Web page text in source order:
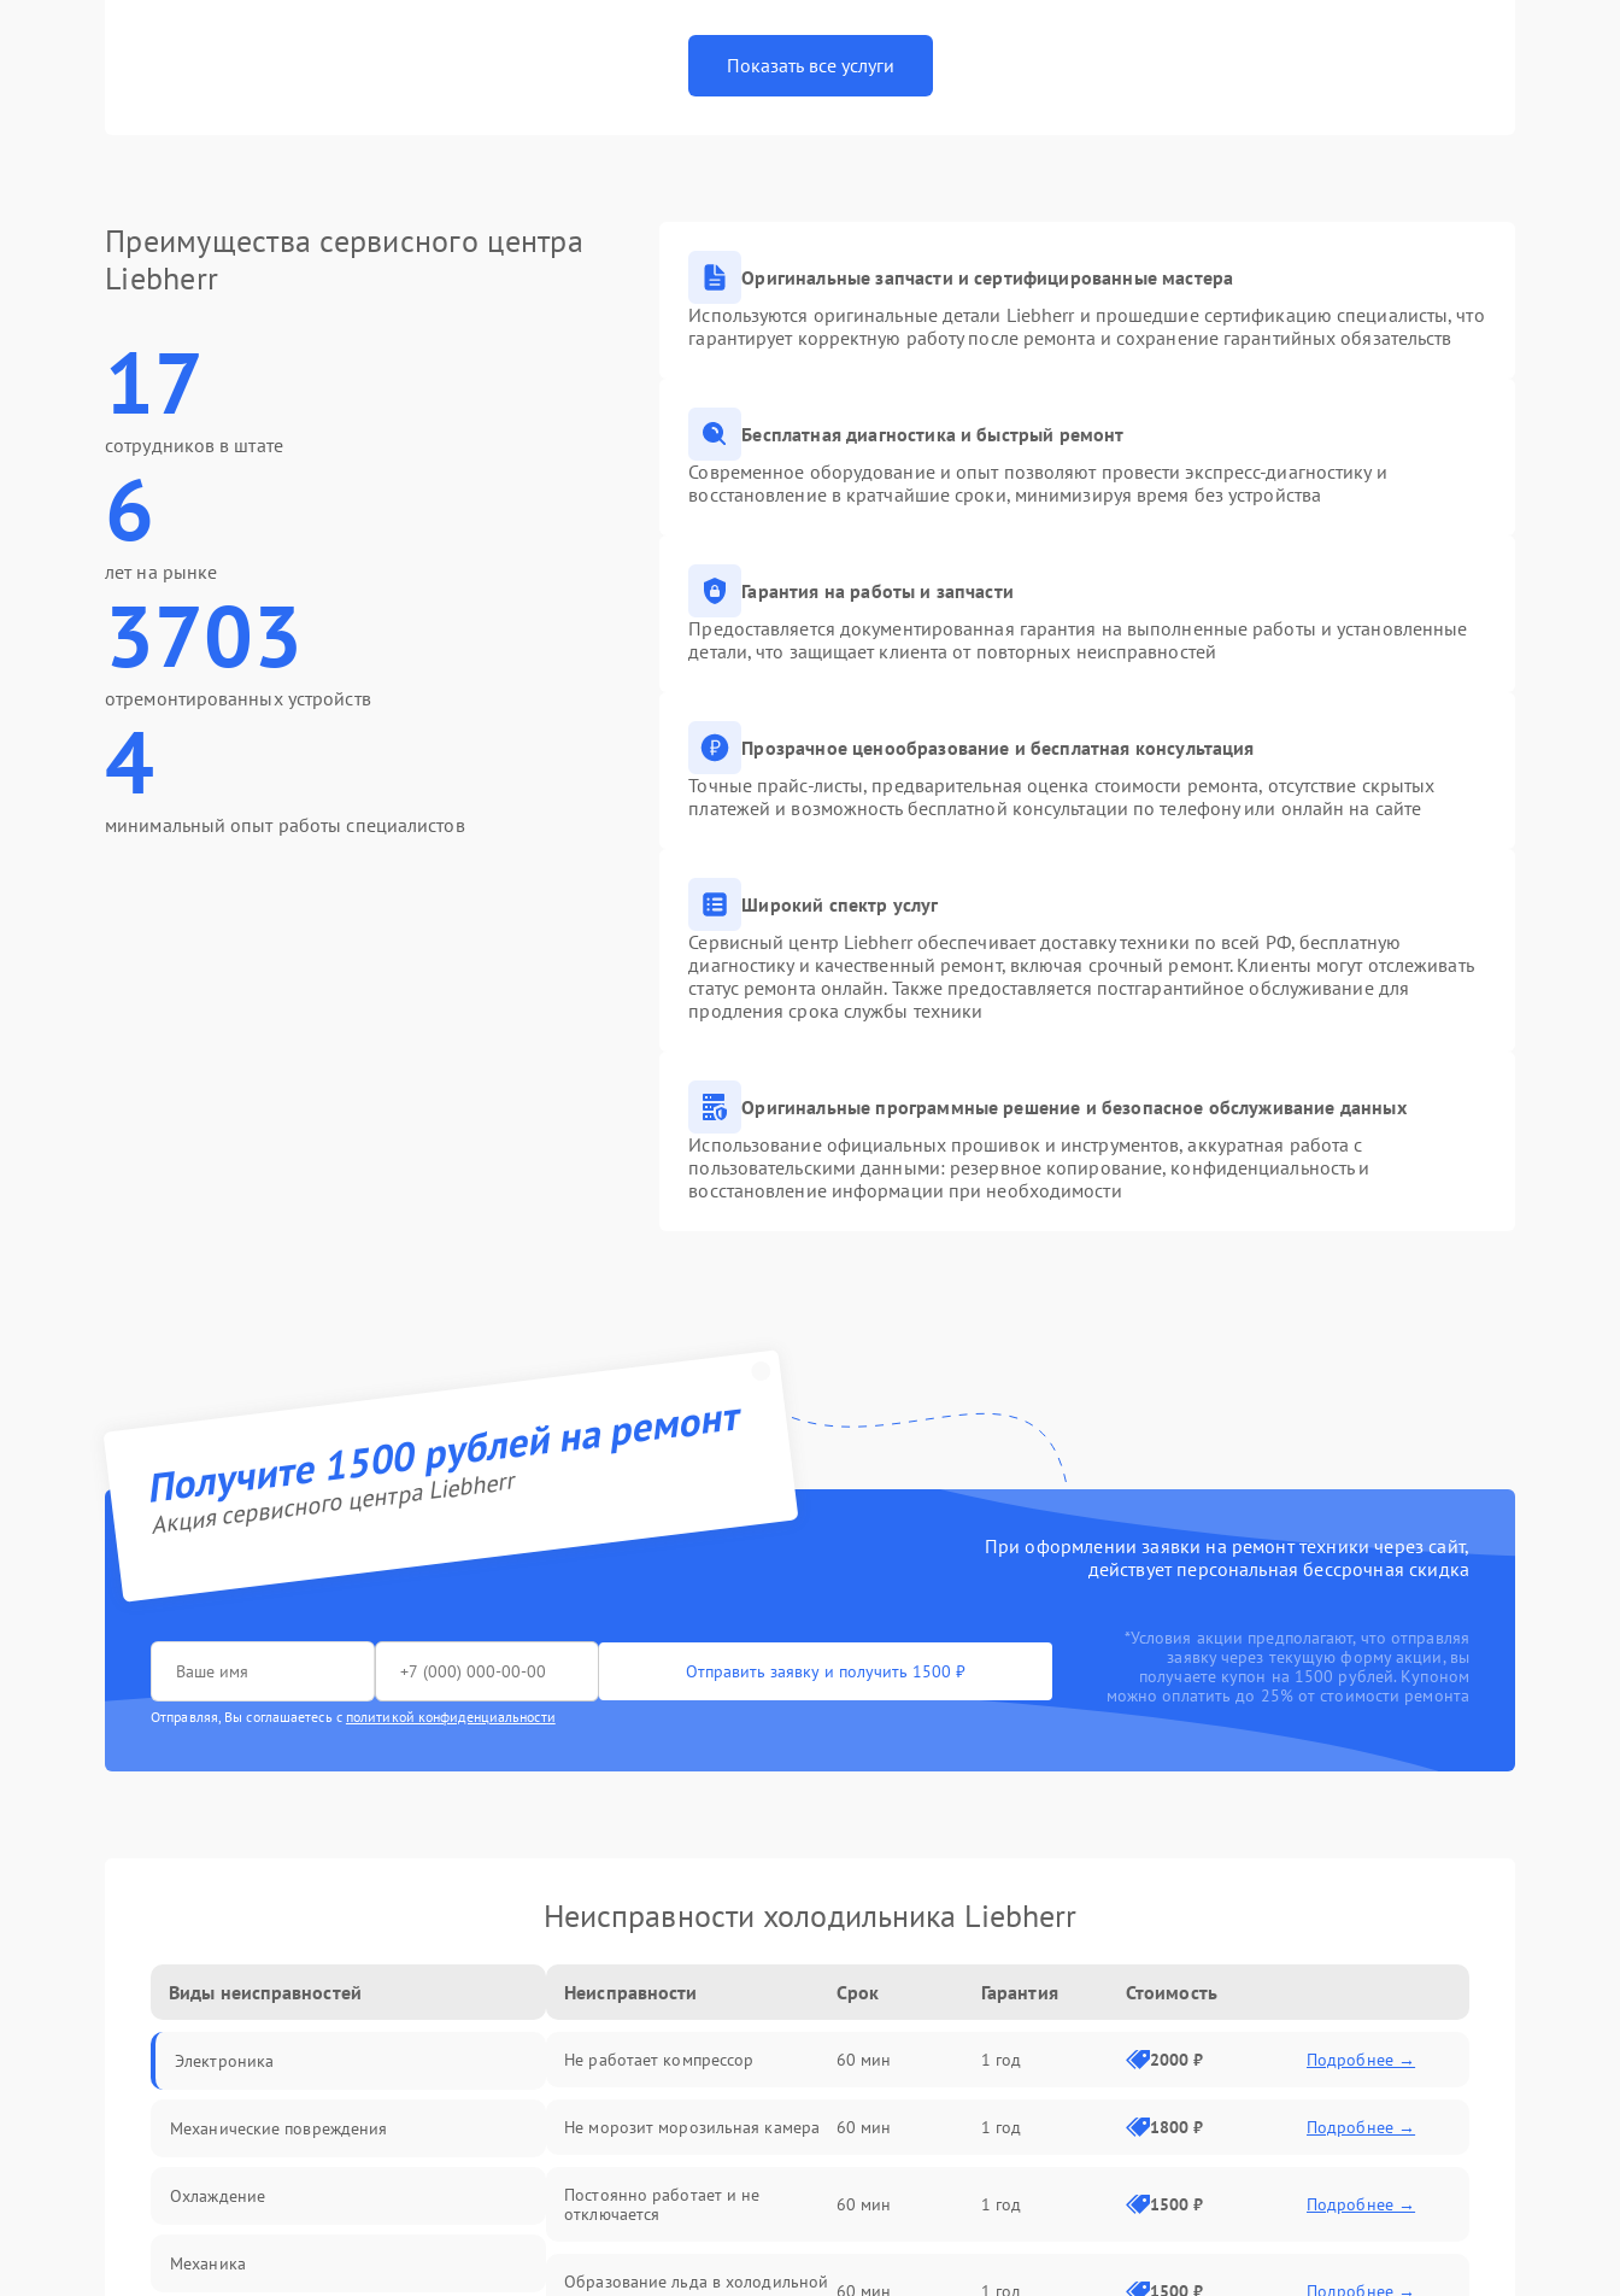
Показать все услуги
Преимущества сервисного центра
Liebherr
17
сотрудников в штате
6
лет на рынке
3703
отремонтированных устройств
4
минимальный опыт работы специалистов
Оригинальные запчасти и сертифицированные мастера
Используются оригинальные детали Liebherr и прошедшие сертификацию специалисты, что
гарантирует корректную работу после ремонта и сохранение гарантийных обязательств
Бесплатная диагностика и быстрый ремонт
Современное оборудование и опыт позволяют провести экспресс-диагностику и
восстановление в кратчайшие сроки, минимизируя время без устройства
Гарантия на работы и запчасти
Предоставляется документированная гарантия на выполненные работы и установленные
детали, что защищает клиента от повторных неисправностей
Прозрачное ценообразование и бесплатная консультация
Точные прайс-листы, предварительная оценка стоимости ремонта, отсутствие скрытых
платежей и возможность бесплатной консультации по телефону или онлайн на сайте
Широкий спектр услуг
Сервисный центр Liebherr обеспечивает доставку техники по всей РФ, бесплатную
диагностику и качественный ремонт, включая срочный ремонт. Клиенты могут отслеживать
статус ремонта онлайн. Также предоставляется постгарантийное обслуживание для
продления срока службы техники
Оригинальные программные решение и безопасное обслуживание данных
Использование официальных прошивок и инструментов, аккуратная работа с
пользовательскими данными: резервное копирование, конфиденциальность и
восстановление информации при необходимости
Получите 1500 рублей на ремонт
Акция сервисного центра Liebherr
При оформлении заявки на ремонт техники через сайт,
действует персональная бессрочная скидка
Отправить заявку и получить 1500 ₽
Отправляя, Вы соглашаетесь с политикой конфиденциальности
*Условия акции предполагают, что отправляя
заявку через текущую форму акции, вы
получаете купон на 1500 рублей. Купоном
можно оплатить до 25% от стоимости ремонта
Неисправности холодильника Liebherr
Виды неисправностей
Электроника
Механические повреждения
Охлаждение
Механика
Неисправности Срок Гарантия Стоимость
Не работает компрессор 60 мин 1 год 2000 ₽ Подробнее →
Не морозит морозильная камера 60 мин 1 год 1800 ₽ Подробнее →
Постоянно работает и не
отключается
60 мин 1 год 1500 ₽ Подробнее →
Образование льда в холодильной 60 мин 1 год 1500 ₽ Подробнее →